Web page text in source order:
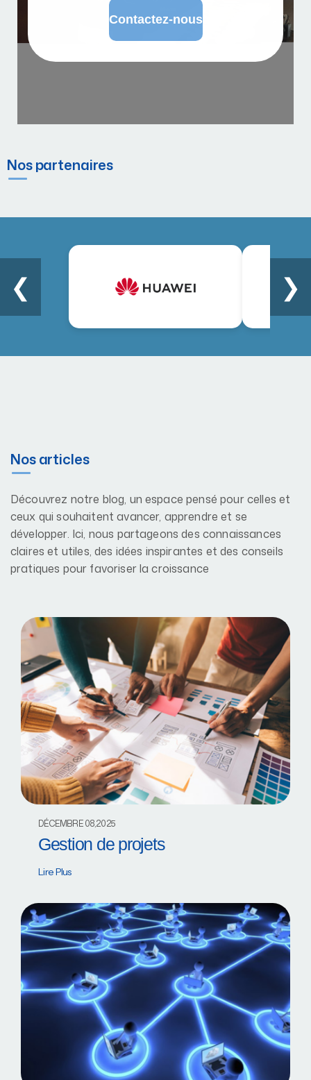
Nos partenaires
❮ ❯
Nos articles
Découvrez notre blog, un espace pensé pour celles et
ceux qui souhaitent avancer, apprendre et se
développer. Ici, nous partageons des connaissances
claires et utiles, des idées inspirantes et des conseils
pratiques pour favoriser la croissance
DÉCEMBRE 08,2025
Gestion de projets
Lire Plus